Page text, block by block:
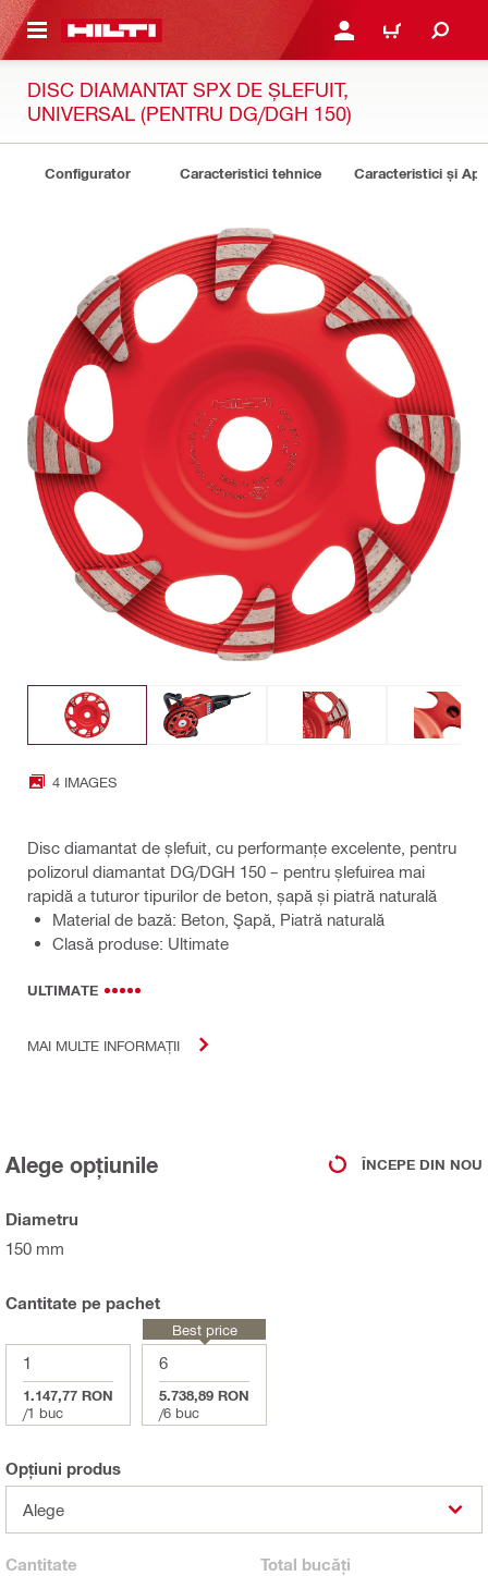
CONTENT CONECTARE SAU
COȘ
DISC DIAMANTAT SPX DE ȘLEFUIT,
UNIVERSAL (PENTRU DG/DGH 150)
Configurator Caracteristici tehnice Caracteristici și
4 IMAGES
Disc diamantat de șlefuit, cu performanțe excelente, pentru
polizorul diamantat DG/DGH 150 – pentru șlefuirea mai
rapidă a tuturor tipurilor de beton, șapă și piatră naturală
Material de bază: Beton, Şapă, Piatră naturală
Clasă produse: Ultimate
ULTIMATE
MAI MULTE INFORMAȚII
Alege opțiunile ÎNCEPE DIN NOU
Diametru
150 mm
Cantitate pe pachet
1
1.147,77 RON
/1 buc
6
5.738,89 RON
/6 buc
Best price
Opțiuni produs
Alege
Cantitate Total bucăți